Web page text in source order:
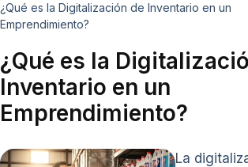
¿Qué es la Digitalización de Inventario en un
Emprendimiento?
¿Qué es la
Inventario en un
Emprendimiento?
La